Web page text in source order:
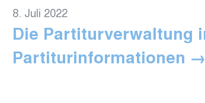
8. Juli 2022
Die Partiturverwaltung
Partiturinformationen